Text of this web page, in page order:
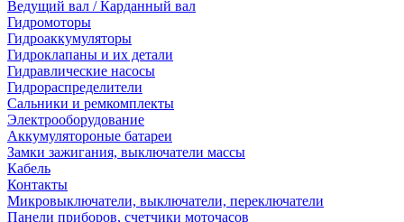
Ведущий вал / Карданный вал
Гидромоторы
Гидроаккумуляторы
Гидроклапаны и их детали
Гидравлические насосы
Гидрораспределители
Сальники и ремкомплекты
Электрооборудование
Аккумулятороные батареи
Замки зажигания, выключатели массы
Кабель
Контакты
Микровыключатели, выключатели, переключатели
Панели приборов, счетчики моточасов